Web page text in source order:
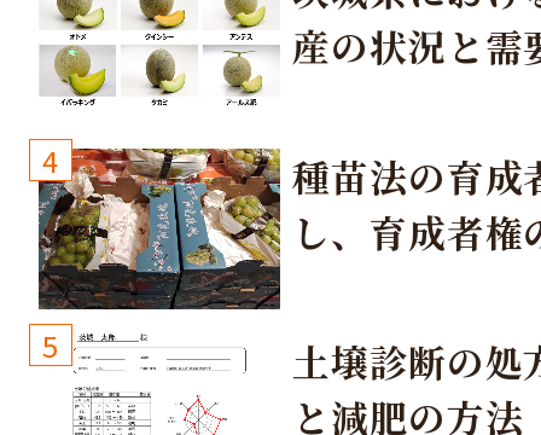
産の状況と需
4
種苗法の育成
し、育成者権
しょう！
5
土壌診断の処
と減肥の方法